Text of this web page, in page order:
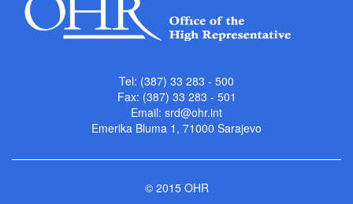
Tel: (387) 33 283 - 500
Fax: (387) 33 283 - 501
Email: srd@ohr.int
Emerika Bluma 1, 71000 Sarajevo
© 2015 OHR